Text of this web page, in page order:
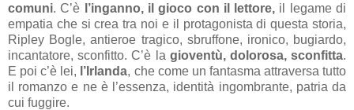
comuni. C’è l’inganno, il gioco con il lettore, il legame di
empatia che si crea tra noi e il protagonista di questa storia,
Ripley Bogle, antieroe tragico, sbruffone, ironico, bugiardo,
incantatore, sconfitto. C’è la gioventù, dolorosa, sconfitta.
E poi c’è lei, l’Irlanda, che come un fantasma attraversa tutto
il romanzo e ne è l’essenza, identità ingombrante, patria da
cui fuggire.